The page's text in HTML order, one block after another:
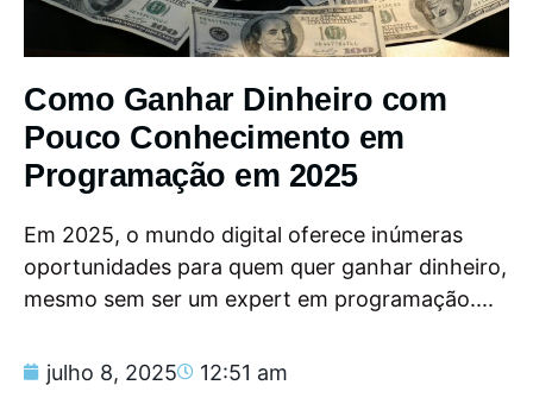
Como Ganhar Dinheiro com
Pouco Conhecimento em
Programação em 2025
Em 2025, o mundo digital oferece inúmeras
oportunidades para quem quer ganhar dinheiro,
mesmo sem ser um expert em programação....
julho 8, 2025 12:51 am